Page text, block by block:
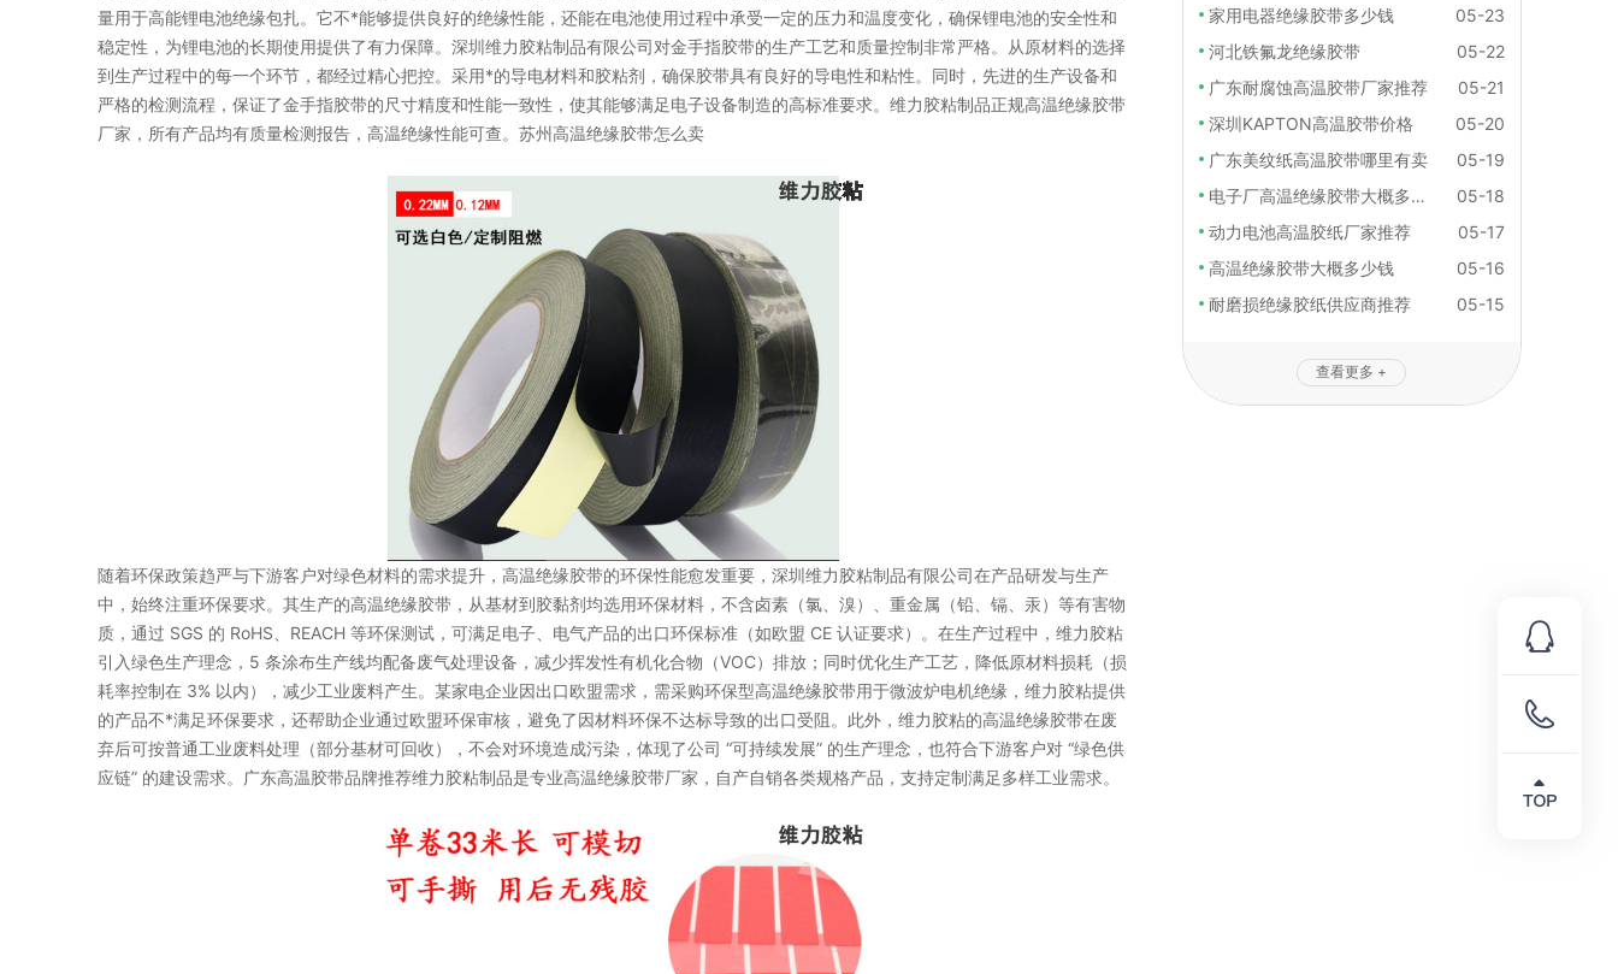
量用于高能锂电池绝缘包扎。它不*能够提供良好的绝缘性能，还能在电池使用过程中承受一定的压力和温度变化，确保锂电池的安全性和
稳定性，为锂电池的长期使用提供了有力保障。深圳维力胶粘制品有限公司对金手指胶带的生产工艺和质量控制非常严格。从原材料的选择
到生产过程中的每一个环节，都经过精心把控。采用*的导电材料和胶粘剂，确保胶带具有良好的导电性和粘性。同时，先进的生产设备和
严格的检测流程，保证了金手指胶带的尺寸精度和性能一致性，使其能够满足电子设备制造的高标准要求。维力胶粘制品正规高温绝缘胶带
厂家，所有产品均有质量检测报告，高温绝缘性能可查。苏州高温绝缘胶带怎么卖
随着环保政策趋严与下游客户对绿色材料的需求提升，高温绝缘胶带的环保性能愈发重要，深圳维力胶粘制品有限公司在产品研发与生产
中，始终注重环保要求。其生产的高温绝缘胶带，从基材到胶黏剂均选用环保材料，不含卤素（氯、溴）、重金属（铅、镉、汞）等有害物
质，通过 SGS 的 RoHS、REACH 等环保测试，可满足电子、电气产品的出口环保标准（如欧盟 CE 认证要求）。在生产过程中，维力胶粘
引入绿色生产理念，5 条涂布生产线均配备废气处理设备，减少挥发性有机化合物（VOC）排放；同时优化生产工艺，降低原材料损耗（损
耗率控制在 3% 以内），减少工业废料产生。某家电企业因出口欧盟需求，需采购环保型高温绝缘胶带用于微波炉电机绝缘，维力胶粘提供
的产品不*满足环保要求，还帮助企业通过欧盟环保审核，避免了因材料环保不达标导致的出口受阻。此外，维力胶粘的高温绝缘胶带在废
弃后可按普通工业废料处理（部分基材可回收），不会对环境造成污染，体现了公司 “可持续发展” 的生产理念，也符合下游客户对 “绿色供
应链” 的建设需求。广东高温胶带品牌推荐维力胶粘制品是专业高温绝缘胶带厂家，自产自销各类规格产品，支持定制满足多样工业需求。
家用电器绝缘胶带多少钱
05-23
河北铁氟龙绝缘胶带
05-22
广东耐腐蚀高温胶带厂家推荐
05-21
深圳KAPTON高温胶带价格
05-20
广东美纹纸高温胶带哪里有卖
05-19
电子厂高温绝缘胶带大概多少钱
05-18
动力电池高温胶纸厂家推荐
05-17
高温绝缘胶带大概多少钱
05-16
耐磨损绝缘胶纸供应商推荐
05-15
查看更多 +